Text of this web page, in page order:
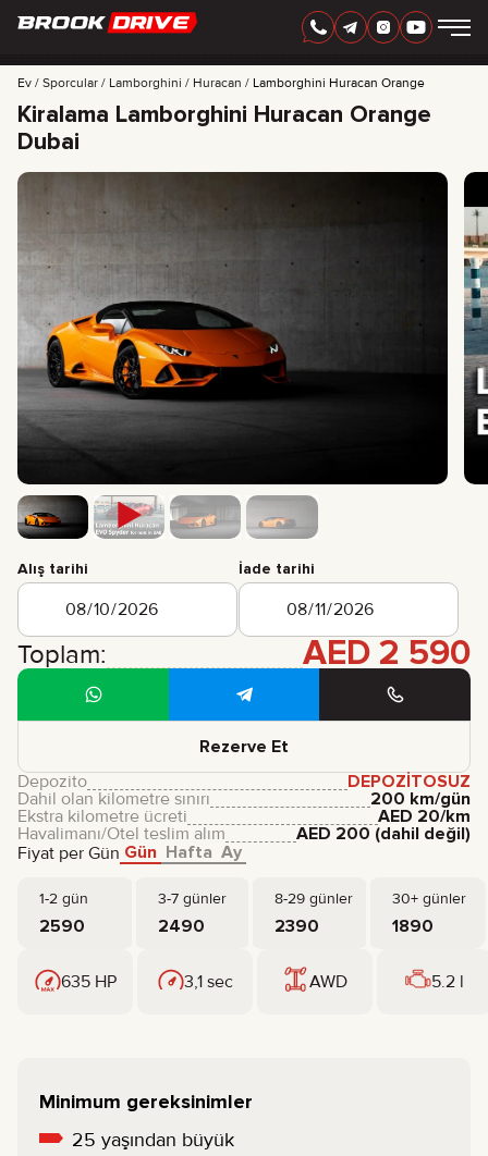
AED
MARKALAR
EN IYI TEKLIFLER
CERTIFICATES
YORUMLAR
İLETIŞIM
ORTAKLIK
KİRALA-SAHİP OL
info@brook-drive.rent
+ 971 52 193 88 88
+ 7 925 283 88 88
Ev Sporcular Lamborghini Huracan Lamborghini Huracan Orange
Kiralama Lamborghini Huracan Orange
Dubai
Alış tarihi İade tarihi
Toplam: AED 2 590
Rezerve Et
Fiyat per Gün Gün Hafta Ay
1-2 gün 3-7 günler 8-29 günler 30+ günler
2590 2490 2390 1890
Depozito
DEPOZITOSUZ
Dahil olan kilometre sınırı
200 km/gün
Ekstra kilometre ücreti
AED 20/km
Havalimanı/Otel teslim alım
AED 200 (dahil değil)
635 HP 3,1 sec AWD 5.2 l
Minimum gereksinimler
25 yaşından büyük